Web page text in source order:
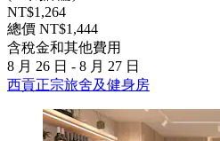
NT$1,264
總價 NT$1,444
含稅金和其他費用
8 月 26 日 - 8 月 27 日
西貢正宗旅舍及健身房